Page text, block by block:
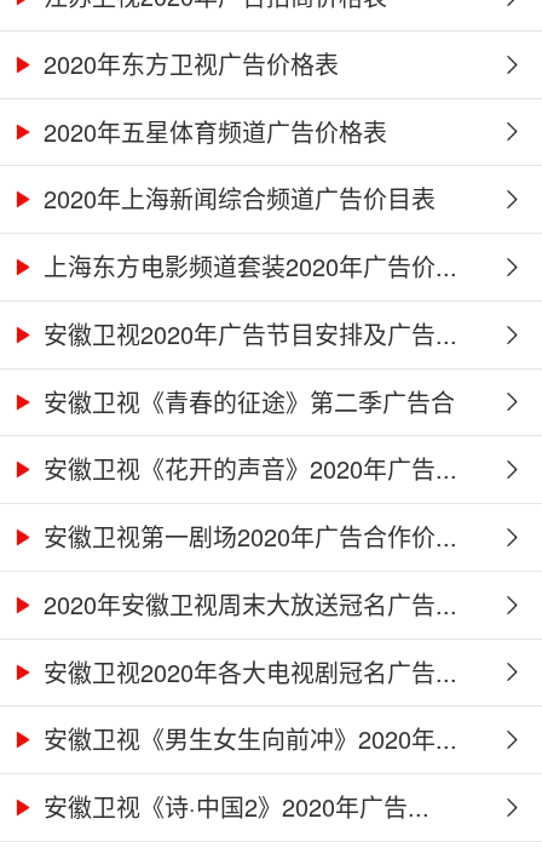
2020年东方卫视广告价格表
2020年五星体育频道广告价格表
2020年上海新闻综合频道广告价目表
上海东方电影频道套装2020年广告价...
安徽卫视2020年广告节目安排及广告...
安徽卫视《青春的征途》第二季广告合
作...安徽卫视《花开的声音》2020年广告...
安徽卫视第一剧场2020年广告合作价...
2020年安徽卫视周末大放送冠名广告...
安徽卫视2020年各大电视剧冠名广告...
安徽卫视《男生女生向前冲》2020年...
安徽卫视《诗·中国2》2020年广告...